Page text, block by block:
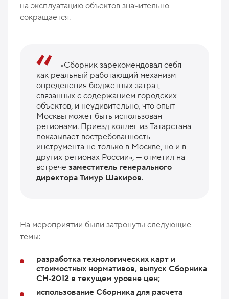
на эксплуатацию объектов значительно
сокращается.
«Сборник зарекомендовал себя
как реальный работающий механизм
определения бюджетных затрат,
связанных с содержанием городских
объектов, и неудивительно, что опыт
Москвы может быть использован
регионами. Приезд коллег из Татарстана
показывает востребованность
инструмента не только в Москве, но и в
других регионах России», — отметил на
встрече заместитель генерального
директора Тимур Шакиров.
На мероприятии были затронуты следующие
темы:
разработка технологических карт и
стоимостных нормативов, выпуск Сборника
СН‑2012 в текущем уровне цен;
использование Сборника для расчета